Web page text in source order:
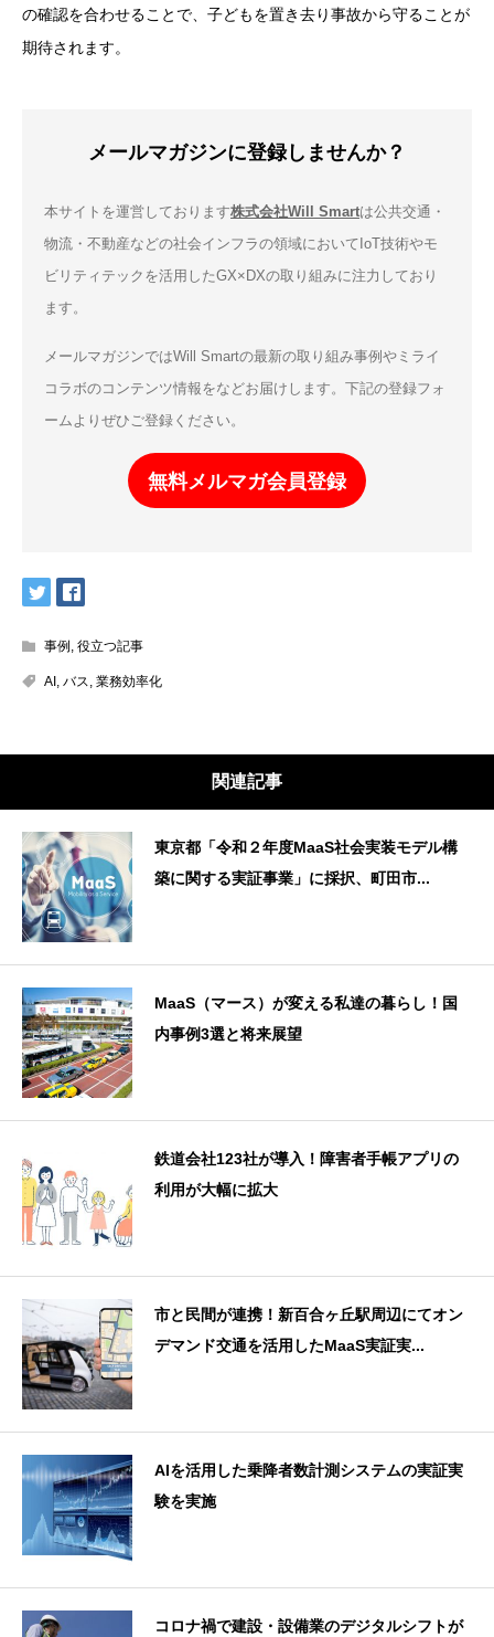
の確認を合わせることで、子どもを置き去り事故から守ることが
期待されます。
メールマガジンに登録しませんか？
本サイトを運営しております株式会社Will Smartは公共交通・
物流・不動産などの社会インフラの領域においてIoT技術やモ
ビリティテックを活用したGX×DXの取り組みに注力しており
ます。
メールマガジンではWill Smartの最新の取り組み事例やミライ
コラボのコンテンツ情報をなどお届けします。下記の登録フォ
ームよりぜひご登録ください。
無料メルマガ会員登録
事例 , 役立つ記事
AI , バス, 業務効率化
関連記事
東京都「令和２年度MaaS社会実装モデル構
築に関する実証事業」に採択、町田市...
MaaS（マース）が変える私達の暮らし！国
内事例3選と将来展望
鉄道会社123社が導入！障害者手帳アプリの
利用が大幅に拡大
市と民間が連携！新百合ヶ丘駅周辺にてオン
デマンド交通を活用したMaaS実証実...
AIを活用した乗降者数計測システムの実証実
験を実施
コロナ禍で建設・設備業のデジタルシフトが